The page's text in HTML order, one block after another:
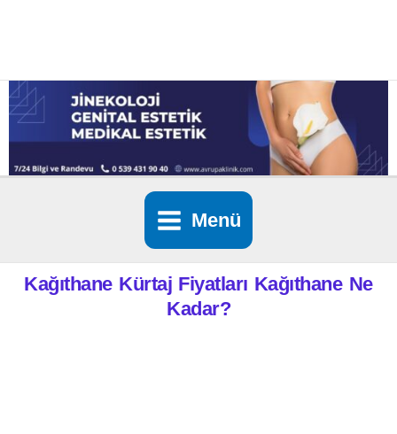
Menü
Kağıthane Kürtaj Fiyatları Kağıthane Ne
Kadar?